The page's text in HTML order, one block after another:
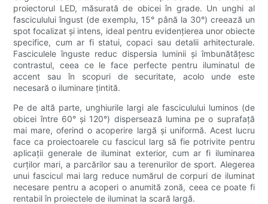
proiectorul LED, măsurată de obicei în grade. Un unghi al
fasciculului îngust (de exemplu, 15° până la 30°) creează un
spot focalizat și intens, ideal pentru evidențierea unor obiecte
specifice, cum ar fi statui, copaci sau detalii arhitecturale.
Fasciculele înguste reduc dispersia luminii și îmbunătățesc
contrastul, ceea ce le face perfecte pentru iluminatul de
accent sau în scopuri de securitate, acolo unde este
necesară o iluminare țintită.
Pe de altă parte, unghiurile largi ale fasciculului luminos (de
obicei între 60° și 120°) dispersează lumina pe o suprafață
mai mare, oferind o acoperire largă și uniformă. Acest lucru
face ca proiectoarele cu fascicul larg să fie potrivite pentru
aplicații generale de iluminat exterior, cum ar fi iluminarea
curților mari, a parcărilor sau a terenurilor de sport. Alegerea
unui fascicul mai larg reduce numărul de corpuri de iluminat
necesare pentru a acoperi o anumită zonă, ceea ce poate fi
rentabil în proiectele de iluminat la scară largă.